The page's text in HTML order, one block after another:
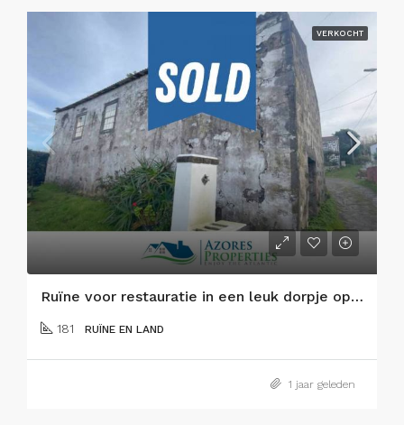
VERKOCHT
Ruïne voor restauratie in een leuk dorpje op het eiland Faial
181 RUÏNE EN LAND
1 jaar geleden